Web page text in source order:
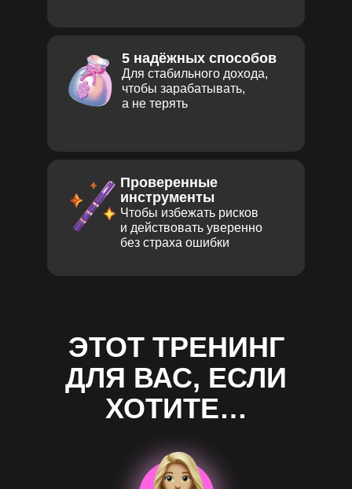
5 надёжных способов
Для стабильного дохода,
чтобы зарабатывать,
а не терять
Проверенные
инструменты
Чтобы избежать рисков
и действовать уверенно
без страха ошибки
ЭТОТ ТРЕНИНГ
ДЛЯ ВАС, ЕСЛИ
ХОТИТЕ…